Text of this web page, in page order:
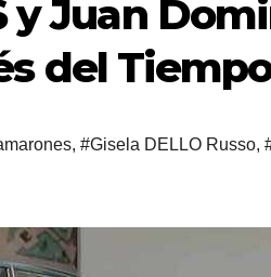
y Juan
del
, #Gisela DELLO Russo,